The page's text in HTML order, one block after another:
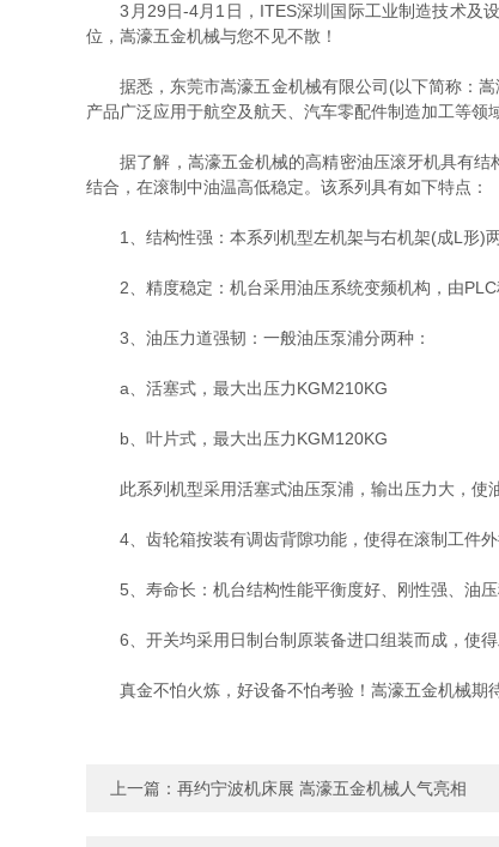
3月29日-4月1日，ITES深圳国际工业制造技术及设
位，嵩濠五金机械与您不见不散！
据悉，东莞市嵩濠五金机械有限公司(以下简称：嵩
产品广泛应用于航空及航天、汽车零配件制造加工等
据了解，嵩濠五金机械的高精密油压滚牙机具有结
结合，在滚制中油温高低稳定。该系列具有如下特点：
1、结构性强：本系列机型左机架与右机架(成L形)两
2、精度稳定：机台采用油压系统变频机构，由PLC
3、油压力道强韧：一般油压泵浦分两种：
a、活塞式，最大出压力KGM210KG
b、叶片式，最大出压力KGM120KG
此系列机型采用活塞式油压泵浦，输出压力大，使油
4、齿轮箱按装有调齿背隙功能，使得在滚制工件外
5、寿命长：机台结构性能平衡度好、刚性强、油压
6、开关均采用日制台制原装备进口组装而成，使得
真金不怕火炼，好设备不怕考验！嵩濠五金机械期待
上一篇： 再约宁波机床展 嵩濠五金机械人气亮相